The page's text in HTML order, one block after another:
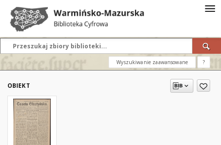
Wyszukiwanie zaawansowane ?
OBIEKT